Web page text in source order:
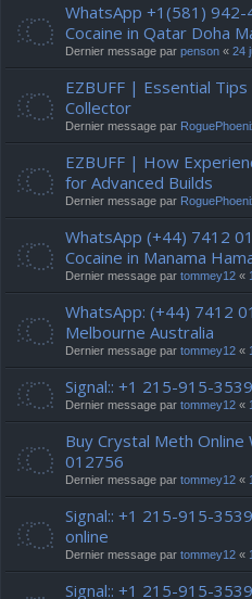
WhatsApp +1(581)
Cocaine in Qatar Doha
Dernier message par penson « 24
EZBUFF | Essential
Collector
Dernier message par
EZBUFF | How
for Advanced Builds
Dernier message par
WhatsApp (+44) 7412
Cocaine in Manama
Dernier message par tommey12 «
WhatsApp: (+44) 7412
Melbourne Australia
Dernier message par tommey12 «
Signal:: +1 215-915-
Dernier message par tommey12 «
Buy Crystal Meth
012756
Dernier message par tommey12 «
Signal:: +1 215-915-
online
Dernier message par tommey12 «
Signal:: +1 215-915-